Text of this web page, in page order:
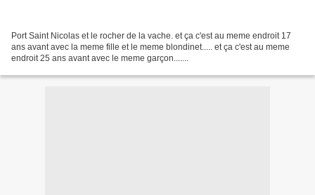
Port Saint Nicolas et le rocher de la vache. et ça c'est au meme endroit 17
ans avant avec la meme fille et le meme blondinet..... et ça c'est au meme
endroit 25 ans avant avec le meme garçon.......